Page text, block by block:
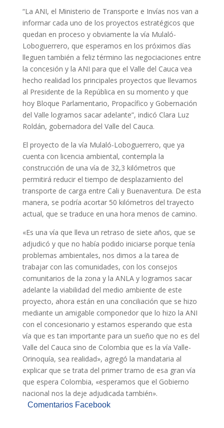
“La ANI, el Ministerio de Transporte e Invías nos van a
informar cada uno de los proyectos estratégicos que
quedan en proceso y obviamente la vía Mulaló-
Loboguerrero, que esperamos en los próximos días
lleguen también a feliz término las negociaciones entre
la concesión y la ANI para que el Valle del Cauca vea
hecho realidad los principales proyectos que llevamos
al Presidente de la República en su momento y que
hoy Bloque Parlamentario, Propacífico y Gobernación
del Valle logramos sacar adelante”, indicó Clara Luz
Roldán, gobernadora del Valle del Cauca.
El proyecto de la vía Mulaló-Loboguerrero, que ya
cuenta con licencia ambiental, contempla la
construcción de una vía de 32,3 kilómetros que
permitirá reducir el tiempo de desplazamiento del
transporte de carga entre Cali y Buenaventura. De esta
manera, se podría acortar 50 kilómetros del trayecto
actual, que se traduce en una hora menos de camino.
«Es una vía que lleva un retraso de siete años, que se
adjudicó y que no había podido iniciarse porque tenía
problemas ambientales, nos dimos a la tarea de
trabajar con las comunidades, con los consejos
comunitarios de la zona y la ANLA y logramos sacar
adelante la viabilidad del medio ambiente de este
proyecto, ahora están en una conciliación que se hizo
mediante un amigable componedor que lo hizo la ANI
con el concesionario y estamos esperando que esta
vía que es tan importante para un sueño que no es del
Valle del Cauca sino de Colombia que es la vía Valle-
Orinoquía, sea realidad», agregó la mandataria al
explicar que se trata del primer tramo de esa gran vía
que espera Colombia, «esperamos que el Gobierno
nacional nos la deje adjudicada también».
Comentarios Facebook